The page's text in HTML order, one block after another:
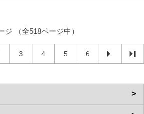
ジ （全518ページ中）
3 4 5 6